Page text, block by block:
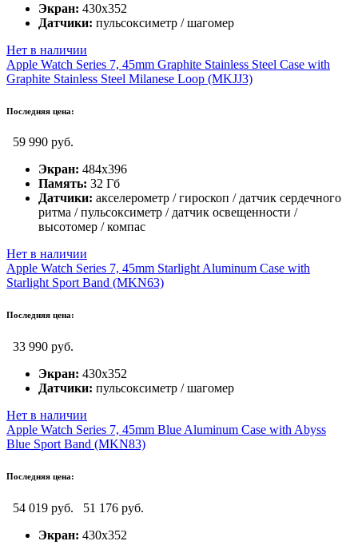
Экран: 430x352
Датчики: пульсоксиметр / шагомер
Нет в наличии
Apple Watch Series 7, 45mm Graphite Stainless Steel Case with
Graphite Stainless Steel Milanese Loop (MKJJ3)
Последняя цена:
59 990 руб.
Экран: 484x396
Память: 32 Гб
Датчики: акселерометр / гироскоп / датчик сердечного
ритма / пульсоксиметр / датчик освещенности /
высотомер / компас
Нет в наличии
Apple Watch Series 7, 45mm Starlight Aluminum Case with
Starlight Sport Band (MKN63)
Последняя цена:
33 990 руб.
Экран: 430x352
Датчики: пульсоксиметр / шагомер
Нет в наличии
Apple Watch Series 7, 45mm Blue Aluminum Case with Abyss
Blue Sport Band (MKN83)
Последняя цена:
54 019 руб.
51 176 руб.
Экран: 430x352